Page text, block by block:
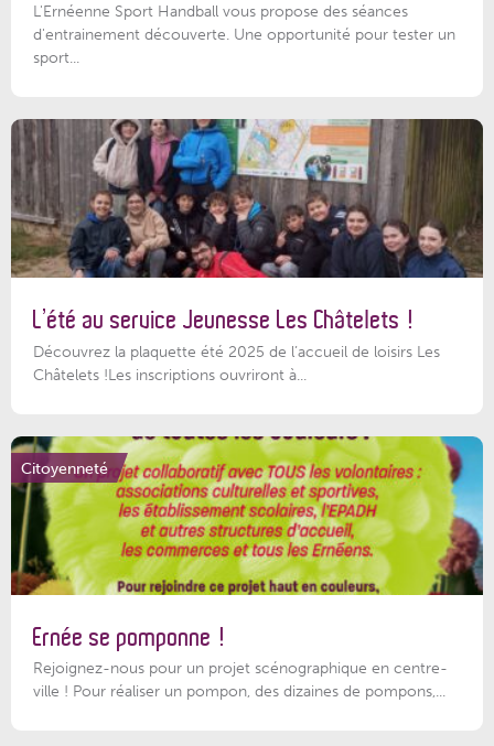
L'Ernéenne Sport Handball vous propose des séances
d'entrainement découverte. Une opportunité pour tester un
sport...
L’été au service Jeunesse Les Châtelets !
Découvrez la plaquette été 2025 de l’accueil de loisirs Les
Châtelets !Les inscriptions ouvriront à...
Citoyenneté
Ernée se pomponne !
Rejoignez-nous pour un projet scénographique en centre-
ville ! Pour réaliser un pompon, des dizaines de pompons,...